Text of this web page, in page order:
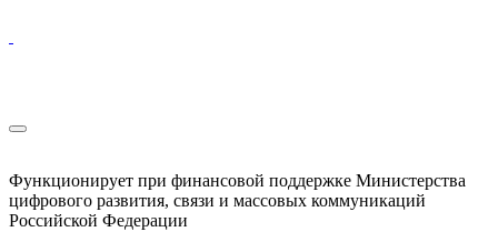
Функционирует при финансовой поддержке Министерства
цифрового развития, связи и массовых коммуникаций
Российской Федерации